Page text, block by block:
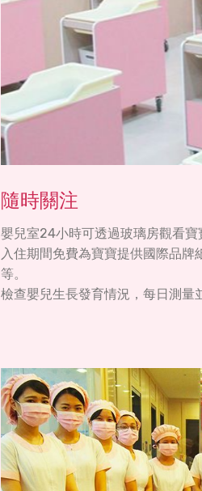
隨時關注
嬰兒室24小時可透過玻璃房觀看寶
入住期間免費為寶寶提供國際品牌
等。
檢查嬰兒生長發育情況，每日測量